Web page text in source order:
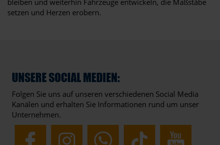
setzen und Herzen erobern.
UNSERE SOCIAL MEDIEN:
Folgen Sie uns auf unseren verschiedenen Social Media
Kanälen und erhalten Sie Informationen rund um unser
Unternehmen.